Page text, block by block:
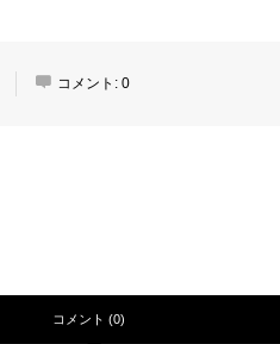
コメント: 0
コメント (0)